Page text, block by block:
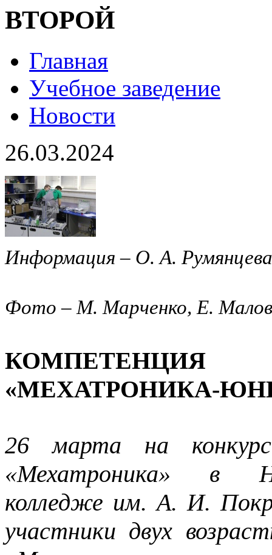
ВТОРОЙ
Главная
Учебное заведение
Новости
26.03.2024
Информация – О. А.
Фото – М. Марченко, Е.
КОМПЕТЕНЦИЯ
«МЕХАТРОНИКА-
26 марта на
«Мехатроника» в
колледже им. А. И.
участники двух